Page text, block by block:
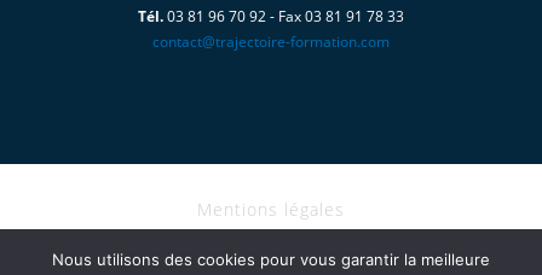
Tél.03 81 96 70 92 - Fax 03 81 91 78 33
contact@trajectoire-formation.com
Mentions légales
FORMATION tous droits réservés I
Nous utilisons des cookies pour vous garantir la meilleure